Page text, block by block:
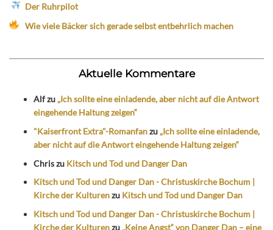
Der Ruhrpilot
Wie viele Bäcker sich gerade selbst entbehrlich machen
Aktuelle Kommentare
Alfzu „Ich sollte eine einladende, aber nicht auf die Antwort
eingehende Haltung zeigen“
"Kaiserfront Extra"-Romanfanzu „Ich sollte eine einladende,
aber nicht auf die Antwort eingehende Haltung zeigen“
Chriszu Kitsch und Tod und Danger Dan
Kitsch und Tod und Danger Dan - Christuskirche Bochum |
Kirche der Kulturenzu Kitsch und Tod und Danger Dan
Kitsch und Tod und Danger Dan - Christuskirche Bochum |
Kirche der Kulturenzu „Keine Angst“ von Danger Dan – eine